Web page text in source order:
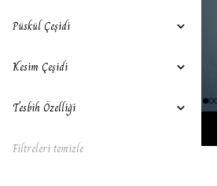
Püskül Çeşidi
Kesim Çeşidi
Tesbih Özelliği
Filtreleri temizle